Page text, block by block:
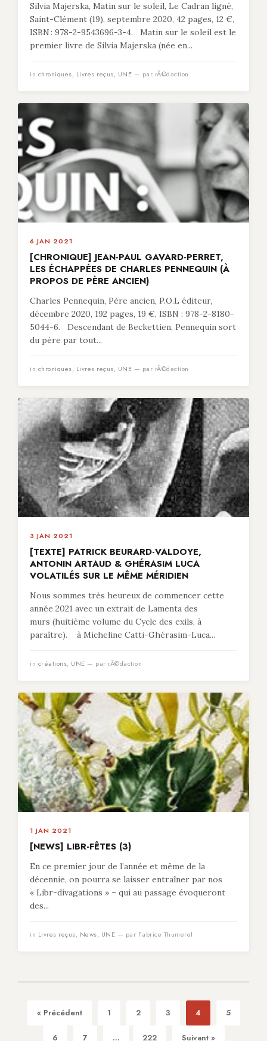
Silvia Majerska, Matin sur le soleil, Le Cadran ligné,
Saint-Clément (19), septembre 2020, 42 pages, 12 €,
ISBN : 978-2-9543696-3-4. Matin sur le soleil est le
premier livre de Silvia Majerska (née en...
in chroniques, Livres reçus, UNE — par rÃ©daction
6 JAN 2021
[CHRONIQUE] JEAN-PAUL GAVARD-PERRET,
LES ÉCHAPPÉES DE CHARLES PENNEQUIN (À
PROPOS DE PÈRE ANCIEN)
Charles Pennequin, Père ancien, P.O.L éditeur,
décembre 2020, 192 pages, 19 €, ISBN : 978-2-8180-
5044-6. Descendant de Beckettien, Pennequin sort
du père par tout...
in chroniques, Livres reçus, UNE — par rÃ©daction
3 JAN 2021
[TEXTE] PATRICK BEURARD-VALDOYE,
ANTONIN ARTAUD & GHÉRASIM LUCA
VOLATILÉS SUR LE MÊME MÉRIDIEN
Nous sommes très heureux de commencer cette
année 2021 avec un extrait de Lamenta des
murs (huitième volume du Cycle des exils, à
paraître). à Micheline Catti-Ghérasim-Luca...
in créations, UNE — par rÃ©daction
1 JAN 2021
[NEWS] LIBR-FÊTES (3)
En ce premier jour de l’année et même de la
décennie, on pourra se laisser entraîner par nos
« Libr-divagations » – qui au passage évoqueront
des...
in Livres reçus, News, UNE — par Fabrice Thumerel
« Précédent 1 2 3 4 5
6 7 ... 222 Suivant »